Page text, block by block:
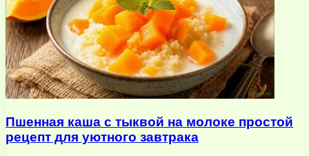
Пшенная каша с тыквой на молоке простой
рецепт для уютного завтрака